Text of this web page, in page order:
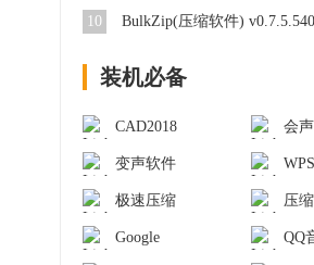
10 BulkZip(压缩软件)
装机必备
CAD2018 会
变声软件
极速压缩 压
Google QQ